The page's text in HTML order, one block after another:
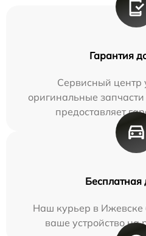
Гарантия
Сервисный центр
оригинальные
предоставляет
Бесплатная
Наш курьер в Ижевске
ваше устройство на